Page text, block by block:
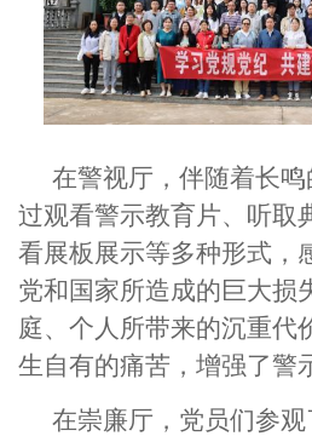
在警视厅，伴随着长
过观看警示教育片、听取
看展板展示等多种形式，
党和国家所造成的巨大损
庭、个人所带来的沉重代
生自有的痛苦，增强了警
在崇廉厅，党员们参观